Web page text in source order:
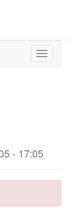
Toggle
- 17:05